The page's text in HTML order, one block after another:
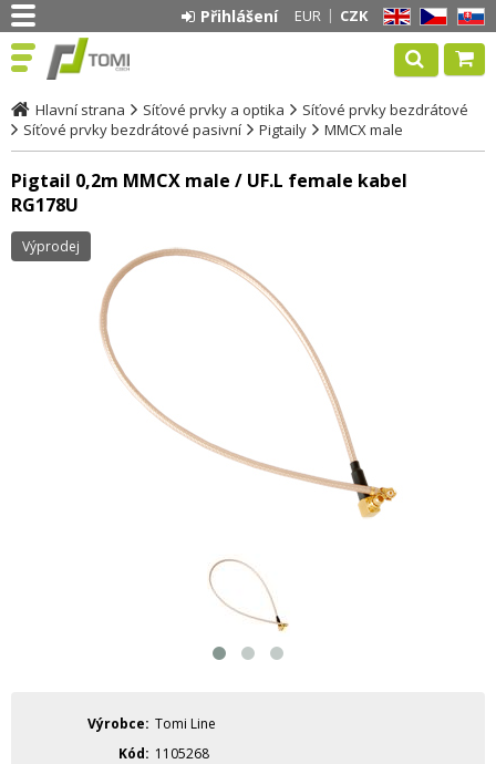
EN CZ SK
EUR CZK
Přihlášení
Hlavní strana Síťové prvky a optika
Síťové prvky bezdrátové
Síťové prvky bezdrátové pasivní
Pigtaily MMCX male
Pigtail 0,2m MMCX male / UF.L female kabel
RG178U
Výprodej
Výrobce Tomi Line
Kód
1105268